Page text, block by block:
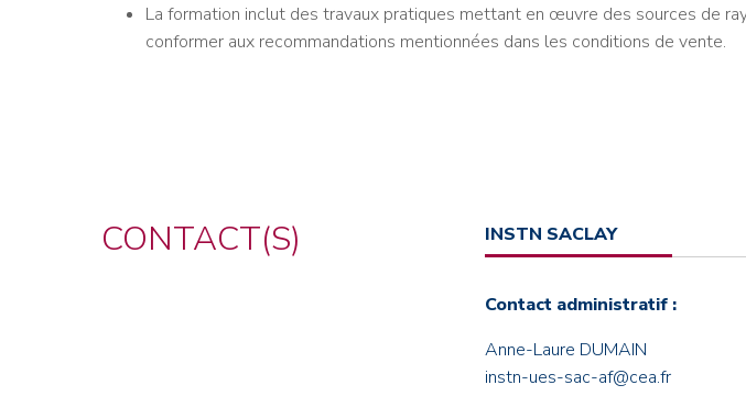
La formation inclut des travaux pratiques mettant en œuvre des sources de
conformer aux recommandations mentionnées dans les conditions de vente.
CONTACT(S) INSTN SACLAY
Contact administratif :
Anne-Laure DUMAIN
instn-ues-sac-af@cea.fr